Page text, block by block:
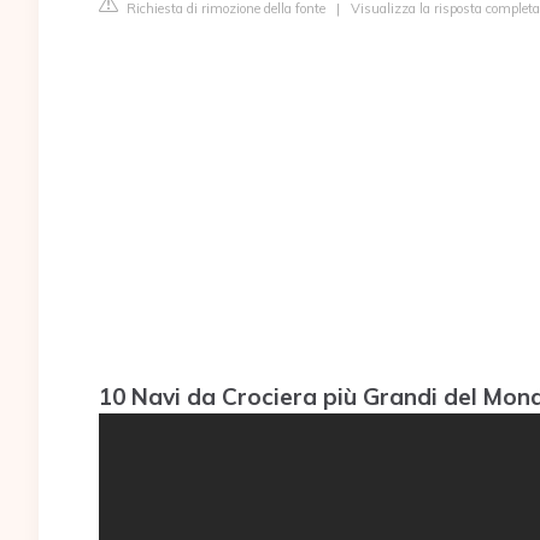
Richiesta di rimozione della fonte | Visualizza la risposta
10 Navi da Crociera più Grandi del